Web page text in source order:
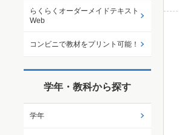
らくらくオーダーメイドテキスト
Web
コンビニで教材をプリント可能！
学年・教科から探す
学年